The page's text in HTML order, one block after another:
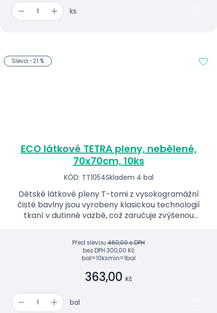
ks
ECO látkové TETRA pleny, nebělené,
70x70cm, 10ks
KÓD: TT1054Skladem 4 bal
Dětské látkové pleny T-tomi z vysokogramážní
čisté bavlny jsou vyrobeny klasickou technologií
tkaní v dutinné vazbě, což zaručuje zvýšenou
Před slevou 460,00 s DPH
bez DPH 300,00 Kč
bal=10ksmin=1bal
363,00 Kč
bal
Sleva -21 %